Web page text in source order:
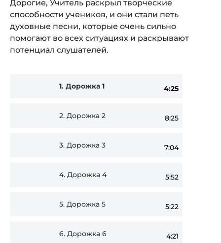
Дорогие, Учитель раскрыл творческие
способности учеников, и они стали петь
духовные песни, которые очень сильно
помогают во всех ситуациях и раскрывают
потенциал слушателей.
1. Дорожка 1 4:25
2. Дорожка 2 8:25
3. Дорожка 3 7:04
4. Дорожка 4 5:52
5. Дорожка 5 5:22
6. Дорожка 6 4:21